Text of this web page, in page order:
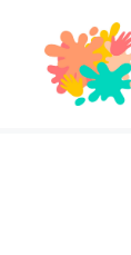
contenido